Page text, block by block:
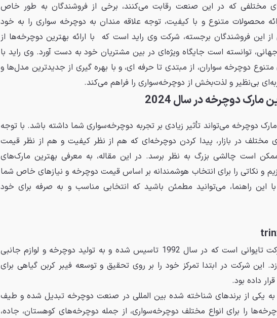
مختلفی که در این صنعت رقابت می‌کنند، برخی از فروشندگان به طور خاص
محصولات متنوع و با کیفیت، توجه علاقه‌ مندان به دوچرخه‌ سواری را به خود
این فروشندگان برجسته، شرکت وی راید است که با ارائه بهترین دوچرخه‌ها از
توانسته است جایگاه ویژه‌ای در بین مشتریان خود به دست آورد. وی راید با
متنوع دوچرخه‌ سواران، از مبتدی تا حرفه‌ ای، و با بهره‌ گیری از جدیدترین مدل‌ها و
بی‌نظیر و لذت‌بخش از دوچرخه‌سواری را فراهم می‌کند.
مارک دوچرخه در سال 2024
دوچرخه می‌تواند تأثیر زیادی بر تجربه دوچرخه‌سواری شما داشته باشد. با توجه
مختلف در بازار، پیدا کردن دوچرخه‌ای که هم از نظر کیفیت و هم از نظر قیمت
است چالشی بزرگ به نظر برسد. در این مقاله، به معرفی بهترین مارک‌های
و نکاتی را برای انتخاب هوشمندانه بر اساسقیمت دوچرخه و نیازهای خاص شما
این راهنما، می‌توانید مطمئن باشید که انتخابی مناسب و به‌ صرفه برای خود
ترینکس یک شرکت تایوانی است که در سال 1992 تاسیس شده و به تولید دوچرخه و لوازم جانبی
این شرکت در ابتدا تمرکز خود را بر روی تحقیق و توسعه فیبر کربن گیاهی برای
داده بود.
به یکی از برندهای شناخته شده بین المللی در صنعت دوچرخه تبدیل شده و طیف
را برای انواع مختلف دوچرخه‌سواری، از جمله دوچرخه‌های کوهستان، جاده،